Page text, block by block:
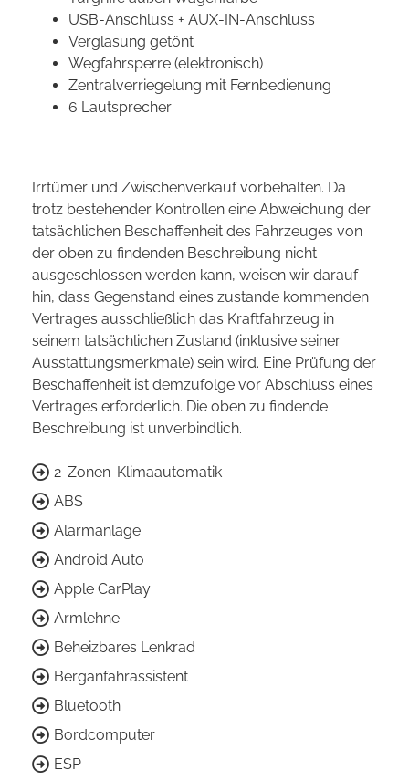
USB-Anschluss + AUX-IN-Anschluss
Verglasung getönt
Wegfahrsperre (elektronisch)
Zentralverriegelung mit Fernbedienung
6 Lautsprecher
Irrtümer und Zwischenverkauf vorbehalten. Da
trotz bestehender Kontrollen eine Abweichung der
tatsächlichen Beschaffenheit des Fahrzeuges von
der oben zu findenden Beschreibung nicht
ausgeschlossen werden kann, weisen wir darauf
hin, dass Gegenstand eines zustande kommenden
Vertrages ausschließlich das Kraftfahrzeug in
seinem tatsächlichen Zustand (inklusive seiner
Ausstattungsmerkmale) sein wird. Eine Prüfung der
Beschaffenheit ist demzufolge vor Abschluss eines
Vertrages erforderlich. Die oben zu findende
Beschreibung ist unverbindlich.
2-Zonen-Klimaautomatik
ABS
Alarmanlage
Android Auto
Apple CarPlay
Armlehne
Beheizbares Lenkrad
Berganfahrassistent
Bluetooth
Bordcomputer
ESP